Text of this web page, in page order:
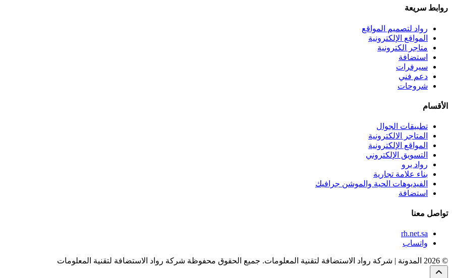
روابط سريعة
رواد لتصميم المواقع
المواقع الإلكترونية
متاجر الكترونية
استضافة
سيرفرات
دعم فني
شروحات
الأقسام
تطبيقات الجوال
المتاجر الالكترونية
المواقع الإلكترونية
التسويق الإلكتروني
رواد برو
بناء علامة تجارية
الفيديوهات الحية والموشن جرافيك
استضافة
تواصل معنا
rh.net.sa
واتساب
© 2026 المدونة | شركة رواد الاستضافة لتقنية المعلومات. جميع الحقوق محفوظة شركة رواد الاستضافة لتقنية المعلومات